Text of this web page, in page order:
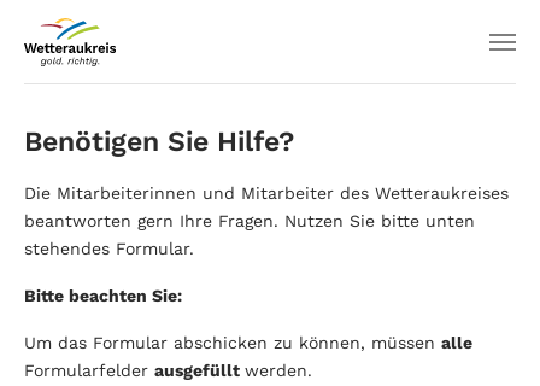
Benötigen Sie Hilfe?
Die Mitarbeiterinnen und Mitarbeiter des Wetteraukreises
beantworten gern Ihre Fragen. Nutzen Sie bitte unten
stehendes Formular.
Bitte beachten Sie:
Um das Formular abschicken zu können, müssen alle
Formularfelder ausgefüllt werden.